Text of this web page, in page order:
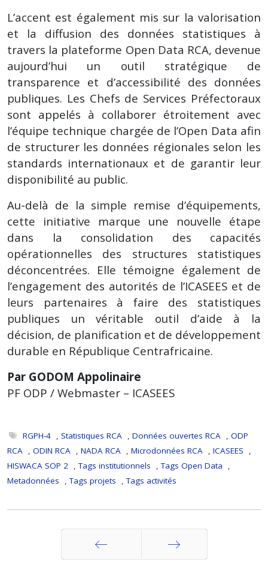
L’accent est également mis sur la valorisation
et la diffusion des données statistiques à
travers la plateforme Open Data RCA, devenue
aujourd’hui un outil stratégique de
transparence et d’accessibilité des données
publiques. Les Chefs de Services Préfectoraux
sont appelés à collaborer étroitement avec
l’équipe technique chargée de l’Open Data afin
de structurer les données régionales selon les
standards internationaux et de garantir leur
disponibilité au public.
Au-delà de la simple remise d’équipements,
cette initiative marque une nouvelle étape
dans la consolidation des capacités
opérationnelles des structures statistiques
déconcentrées. Elle témoigne également de
l’engagement des autorités de l’ICASEES et de
leurs partenaires à faire des statistiques
publiques un véritable outil d’aide à la
décision, de planification et de développement
durable en République Centrafricaine.
Par GODOM Appolinaire
PF ODP / Webmaster – ICASEES
RGPH-4 , Statistiques RCA , Données ouvertes RCA , ODP
RCA , ODIN RCA , NADA RCA , Microdonnées RCA , ICASEES
,
HISWACA SOP 2 ,Tags institutionnels ,Tags Open Data
,
Metadonnées
,Tags projets ,Tags activités